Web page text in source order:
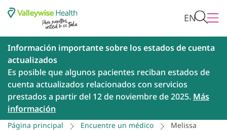
EN
Información importante sobre los estados de cuenta
actualizados
Es posible que algunos pacientes reciban estados de
cuenta actualizados relacionados con servicios
prestados a partir del 12 de noviembre de 2025. Más
información
Página principal Encuentre un médico
Melissa